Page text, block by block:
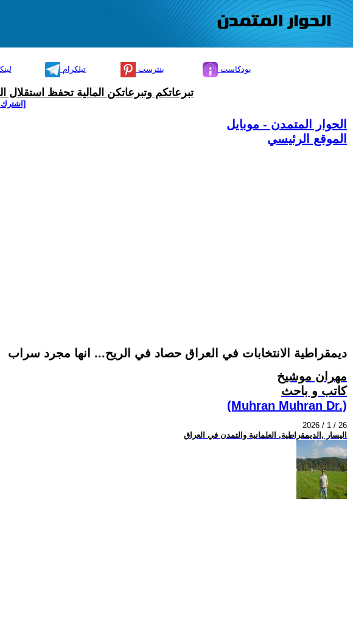
تيلكرام بنترست بودكاست
تبرعاتكم وتبرعاتكن المالية تحفظ
[اشترك
الحوار المتمدن - موبايل
الموقع الرئيسي
ديمقراطية الانتخابات في العراق حصاد في الريح... انها مجرد سراب
مهران موشيخ
كاتب و باحث
(Muhran Muhran Dr.)
2026 / 1 / 26
اليسار ,الديمقراطية, العلمانية والتمدن في العراق